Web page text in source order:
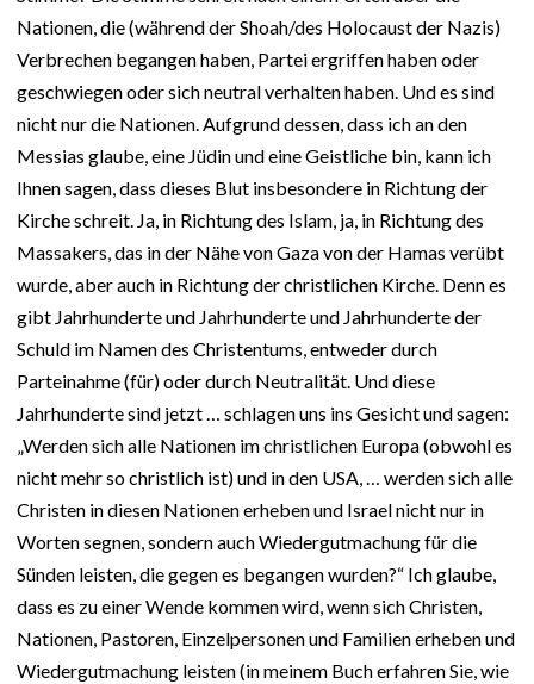
Nationen, die (während der Shoah/des Holocaust der Nazis)
Verbrechen begangen haben, Partei ergriffen haben oder
geschwiegen oder sich neutral verhalten haben. Und es sind
nicht nur die Nationen. Aufgrund dessen, dass ich an den
Messias glaube, eine Jüdin und eine Geistliche bin, kann ich
Ihnen sagen, dass dieses Blut insbesondere in Richtung der
Kirche schreit. Ja, in Richtung des Islam, ja, in Richtung des
Massakers, das in der Nähe von Gaza von der Hamas verübt
wurde, aber auch in Richtung der christlichen Kirche. Denn es
gibt Jahrhunderte und Jahrhunderte und Jahrhunderte der
Schuld im Namen des Christentums, entweder durch
Parteinahme (für) oder durch Neutralität. Und diese
Jahrhunderte sind jetzt … schlagen uns ins Gesicht und sagen:
„Werden sich alle Nationen im christlichen Europa (obwohl es
nicht mehr so christlich ist) und in den USA, … werden sich alle
Christen in diesen Nationen erheben und Israel nicht nur in
Worten segnen, sondern auch Wiedergutmachung für die
Sünden leisten, die gegen es begangen wurden?“ Ich glaube,
dass es zu einer Wende kommen wird, wenn sich Christen,
Nationen, Pastoren, Einzelpersonen und Familien erheben und
Wiedergutmachung leisten (in meinem Buch erfahren Sie, wie